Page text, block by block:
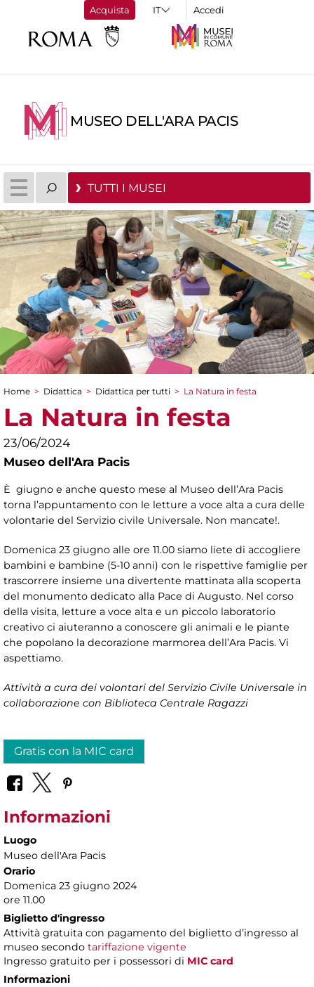
Acquista Accedi
MUSEO DELL'ARA PACIS
TUTTI I MUSEI
Tu sei qui
Home > Didattica > Didattica per tutti > La Natura in festa
La Natura in festa
23/06/2024
Museo dell'Ara Pacis
È giugno e anche questo mese al Museo dell’Ara Pacis
torna l’appuntamento con le letture a voce alta a cura delle
volontarie del Servizio civile Universale. Non mancate!.
Domenica 23 giugno alle ore 11.00 siamo liete di accogliere
bambini e bambine (5-10 anni) con le rispettive famiglie per
trascorrere insieme una divertente mattinata alla scoperta
del monumento dedicato alla Pace di Augusto. Nel corso
della visita, letture a voce alta e un piccolo laboratorio
creativo ci aiuteranno a conoscere gli animali e le piante
che popolano la decorazione marmorea dell’Ara Pacis. Vi
aspettiamo.
Attività a cura dei volontari del Servizio Civile Universale in
collaborazione con Biblioteca Centrale Ragazzi
Gratis con la MIC card
Informazioni
Luogo
Museo dell'Ara Pacis
Orario
Domenica 23 giugno 2024
ore 11.00
Biglietto d'ingresso
Attività gratuita con pagamento del biglietto d’ingresso al
museo secondo tariffazione vigente
Ingresso gratuito per i possessori di MIC card
Informazioni